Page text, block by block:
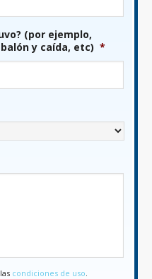
(por ejemplo,
y caída, etc) *
condiciones de uso